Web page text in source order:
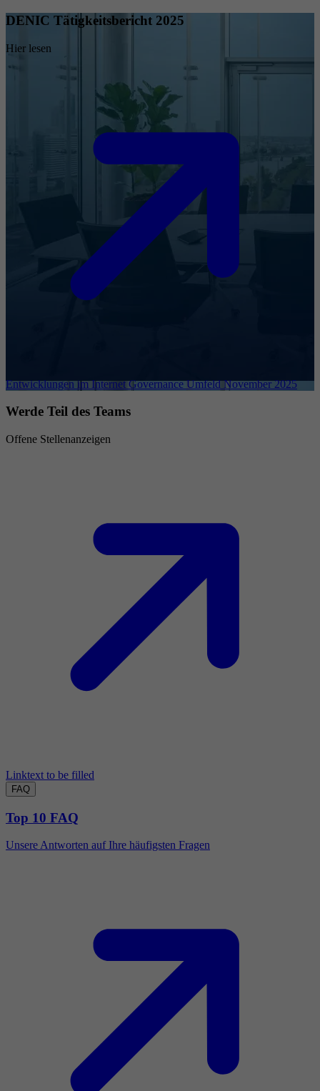
DENIC Tätigkeitsbericht 2025
Hier lesen
Entwicklungen im Internet Governance Umfeld November 2025
Werde Teil des Teams
Offene Stellenanzeigen
Linktext to be filled
FAQ
Top 10 FAQ
Unsere Antworten auf Ihre häufigsten Fragen